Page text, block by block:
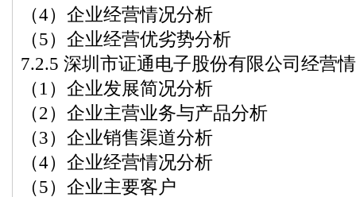
（4）企业经营情况分析
（5）企业经营优劣势分析
7.2.5 深圳市证通电子股份有限公司经营
（1）企业发展简况分析
（2）企业主营业务与产品分析
（3）企业销售渠道分析
（4）企业经营情况分析
（5）企业主要客户